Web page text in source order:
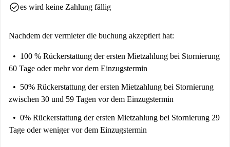
check_circlees wird keine Zahlung fällig
Nachdem der vermieter die buchung akzeptiert hat:
100 % Rückerstattung der ersten Mietzahlung bei Stornierung
60 Tage oder mehr vor dem Einzugstermin
50% Rückerstattung der ersten Mietzahlung bei Stornierung
zwischen 30 und 59 Tagen vor dem Einzugstermin
0% Rückerstattung der ersten Mietzahlung bei Stornierung 29
Tage oder weniger vor dem Einzugstermin